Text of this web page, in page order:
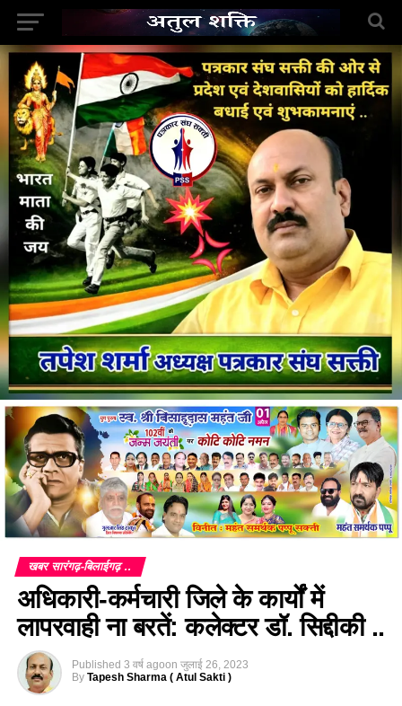
खबर सारंगढ़-बिलाईगढ़ ..
अधिकारी-कर्मचारी जिले के कार्यों में
लापरवाही ना बरतें: कलेक्टर डॉ. सिद्दीकी ..
Published 3 वर्ष agoon जुलाई 26, 2023
By Tapesh Sharma ( Atul Sakti )